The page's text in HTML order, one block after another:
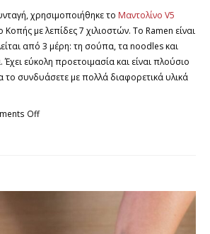
χρησιμοποιήθηκε το Μαντολίνο V5
Κοπής με λεπίδες 7 χιλιοστών. Το Ramen είναι
από 3 μέρη: τη σούπα, τα noodles και
εύκολη προετοιμασία και είναι πλούσιο
συνδυάσετε με πολλά διαφορετικά υλικά
Off